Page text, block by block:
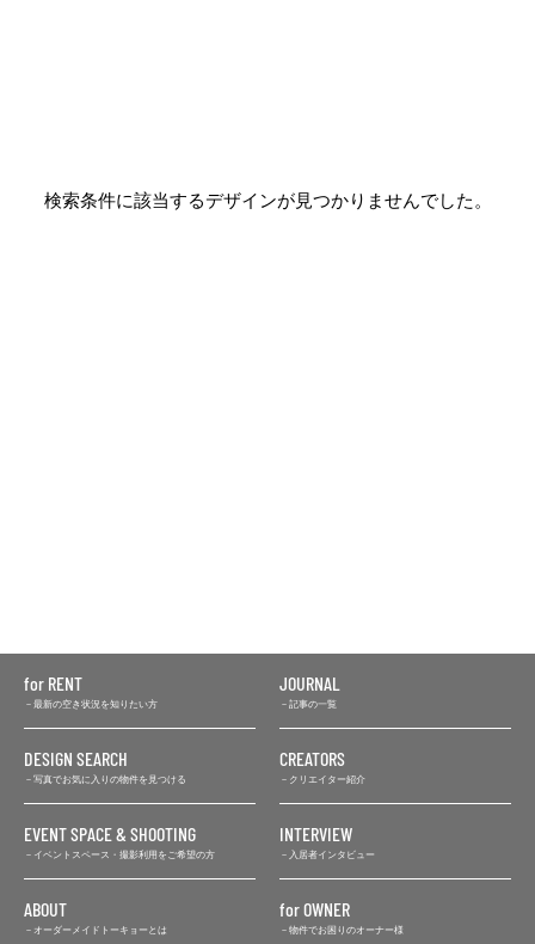
検索条件に該当するデザインが見つかりませんでした。
for RENT
最新の空き状況を知りたい方
JOURNAL
記事の一覧
DESIGN SEARCH
写真でお気に入りの物件を見つける
CREATORS
クリエイター紹介
EVENT SPACE & SHOOTING
イベントスペース・撮影利用をご希望の方
INTERVIEW
入居者インタビュー
ABOUT
オーダーメイドトーキョーとは
for OWNER
物件でお困りのオーナー様